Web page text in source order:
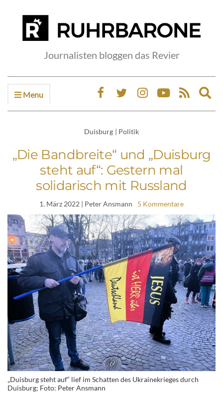
Journalisten bloggen das Revier
Menu
Duisburg | Politik
„Die Bandbreite“ und „Duisburg
steht auf“: Gestern mal
solidarisch mit Russland
1. März 2022 | Peter Ansmann 5 Kommentare
„Duisburg steht auf“ lief im Schatten des Ukrainekrieges durch
Duisburg; Foto: Peter Ansmann